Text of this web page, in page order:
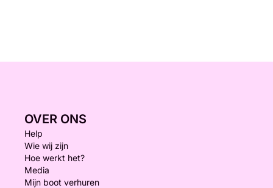
OVER ONS
Help
Wie wij zijn
Hoe werkt het?
Media
Mijn boot verhuren